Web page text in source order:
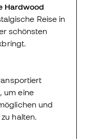
Hardwood
Reise in
schönsten
um eine
und
halten.